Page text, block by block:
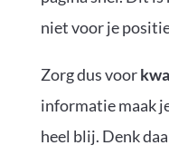
niet voor je
Zorg dus voor
informatie maak
heel blij. Denk